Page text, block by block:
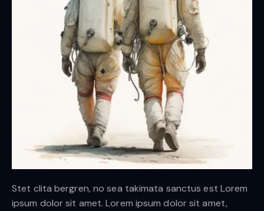
Stet clita bergren, no sea takimata sanctus est Lorem
ipsum dolor sit amet. Lorem ipsum dolor sit amet,